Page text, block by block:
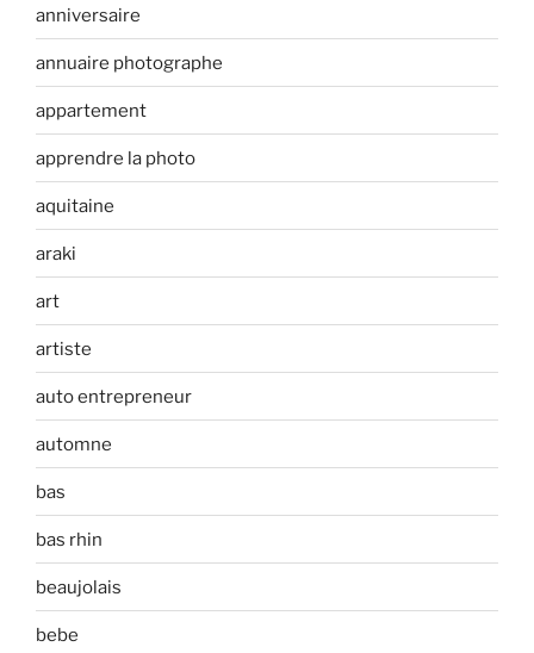
anniversaire
annuaire photographe
appartement
apprendre la photo
aquitaine
araki
art
artiste
auto entrepreneur
automne
bas
bas rhin
beaujolais
bebe